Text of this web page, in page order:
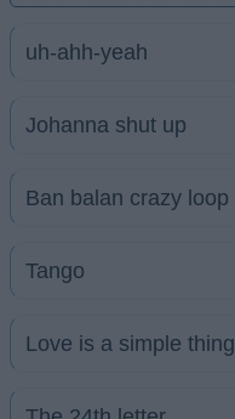
uh-ahh-yeah
Johanna shut up
Ban balan crazy loop
Tango
Love is a simple thing